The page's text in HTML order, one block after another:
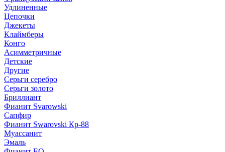
Удлиненные
Цепочки
Джекеты
Клаймберы
Конго
Асимметричные
Детские
Другие
Серьги серебро
Серьги золото
Бриллиант
Фианит Svarowski
Сапфир
Фианит Swarovski Кр-88
Муассанит
Эмаль